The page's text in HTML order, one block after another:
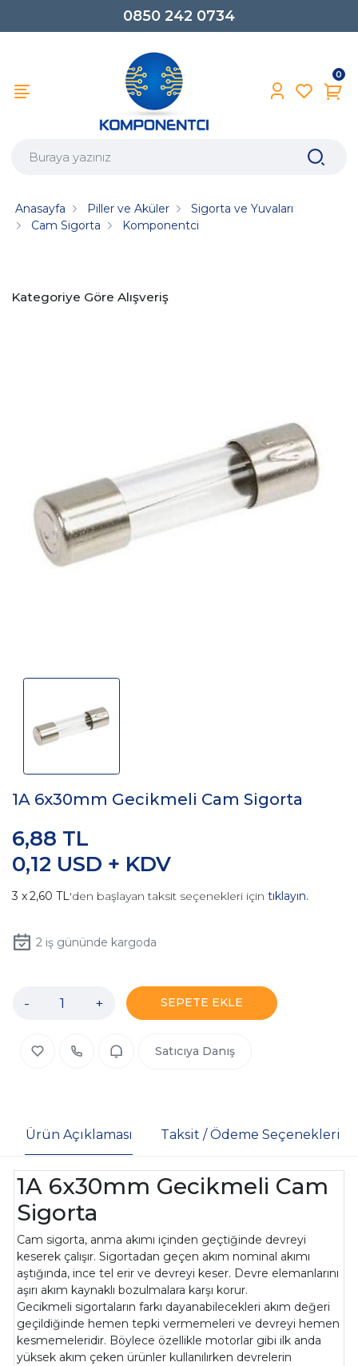
0850 242 0734
0
Anasayfa Piller ve Aküler
Sigorta ve Yuvaları
Cam Sigorta
Komponentci
Kategoriye Göre Alışveriş
1A 6x30mm Gecikmeli Cam Sigorta
0,12 USD + KDV
6,88 TL
2,60 TL'den başlayan taksit seçenekleri için tıklayın.
2iş gününde kargoda
- + SEPETE EKLE
Satıcıya Danış
Ürün Açıklaması Taksit / Ödeme Seçenekleri
1A 6x30mm Gecikmeli Cam
Sigorta
Cam sigorta, anma akımı içinden geçtiğinde devreyi
keserek çalışır. Sigortadan geçen akım nominal akımı
aştığında, ince tel erir ve devreyi keser. Devre elemanlarını
aşırı akım kaynaklı bozulmalara karşı korur.
Gecikmeli sigortaların farkı dayanabilecekleri akım değeri
geçildiğinde hemen tepki vermemeleri ve devreyi hemen
kesmemeleridir. Böylece özellikle motorlar gibi ilk anda
yüksek akım çeken ürünler kullanılırken devrelerin